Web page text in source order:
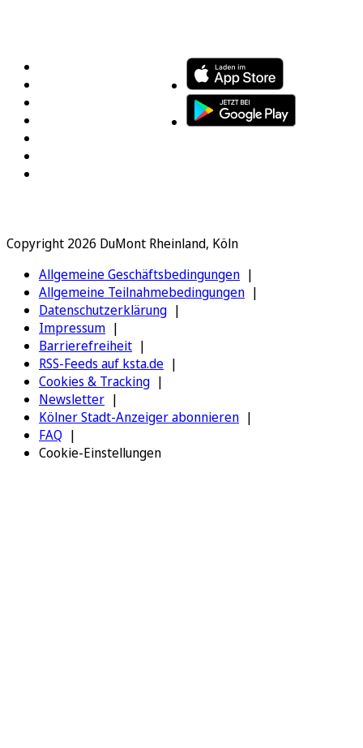
Copyright 2026 DuMont Rheinland, Köln
Allgemeine Geschäftsbedingungen
Allgemeine Teilnahmebedingungen
Datenschutzerklärung
Impressum
Barrierefreiheit
RSS-Feeds auf ksta.de
Cookies & Tracking
Newsletter
Kölner Stadt-Anzeiger abonnieren
FAQ
Cookie-Einstellungen